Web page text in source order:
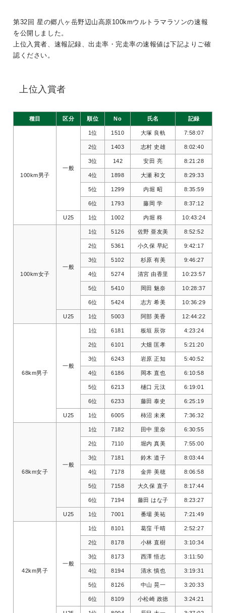
第32回 星の郷八ヶ岳野辺山高原100kmウルトラマラソンの速報
を公開しました。
上位入賞者、速報記録、出走率・完走率の速報値は下記よりご確
認ください。
上位入賞者
種目 区分 順位 No 氏名 記録
100km男子
一般
1位 1510 大塚 良軌 7:58:07
2位 1403 志村 史雄 8:02:40
3位 142 安田 亮 8:21:28
4位 1898 大瀬 和文 8:29:33
5位 1299 内堀 昭 8:35:59
6位 1793 藤岡 学 8:37:12
U25 1位 1002 内堀 柊 10:43:24
100km女子
一般
1位 5126 佐野 亜友美 8:52:52
2位 5361 小久保 早紀 9:42:17
3位 5102 杉原 有美 9:46:27
4位 5274 清宮 由香里 10:23:57
5位 5410 岡田 魅奈 10:28:37
6位 5424 志方 希美 10:36:29
U25 1位 5003 阿部 美香 12:44:22
68km男子
一般
1位 6181 板垣 辰弥 4:23:24
2位 6101 大畑 匡孝 5:21:20
3位 6243 岩原 正知 5:40:52
4位 6186 岡本 直也 6:10:58
5位 6213 樋口 元汰 6:19:01
6位 6233 藤田 泰史 6:25:19
U25 1位 6005 柿沼 未來 7:36:32
68km女子
一般
1位 7182 田中 里奈 6:30:55
2位 7110 堀内 真美 7:55:00
3位 7181 鈴木 道子 8:03:44
4位 7178 金井 美穂 8:06:58
5位 7158 大久保 直子 8:17:44
6位 7194 藤田 はな子 8:23:27
U25 1位 7001 番場 美祐 7:21:49
42km男子
一般
1位 8101 葛窪 千晴 2:52:27
2位 8178 小林 直樹 3:10:34
3位 8173 西澤 悟志 3:11:50
4位 8194 清水 慎也 3:19:31
5位 8126 中山 晃一 3:20:33
6位 8109 小松崎 政徳 3:24:21